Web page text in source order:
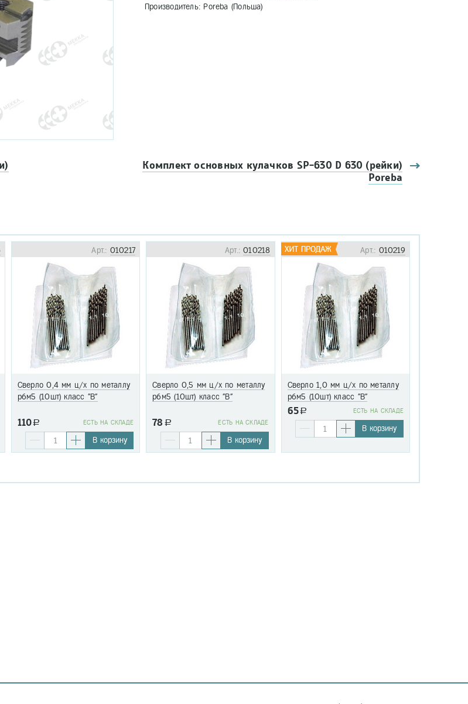
Производитель: Poreba (Польша)
Комплект основных кулачков SP-630 D 630 (рейки)
Poreba
Арт.: 010217
Сверло 0,4 мм ц/х по металлу
р6м5 (10шт) класс "В"
110a EСТЬ НА СКЛАДЕ
В корзину
Арт.:010218
Сверло 0,5 мм ц/х по металлу
р6м5 (10шт) класс "В"
78 a EСТЬ НА СКЛАДЕ
В корзину
Арт.: 010219
Сверло 1,0 мм ц/х по металлу
р6м5 (10шт) класс "В"
65a EСТЬ НА СКЛАДЕ
В корзину